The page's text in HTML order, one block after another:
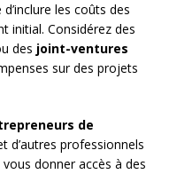
les coûts des
initial. Considérez des
des joint-ventures
sur des projets
de
d’autres professionnels
donner accès à des